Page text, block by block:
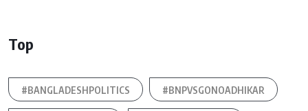
Top
#BANGLADESHPOLITICS #BNPVSGONOADHIKAR